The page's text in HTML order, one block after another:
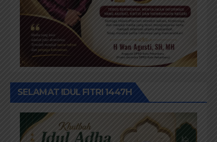
SELAMAT IDUL FITRI 1447H